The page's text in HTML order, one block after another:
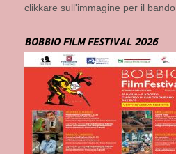
clikkare sull'immagine per il bando
BOBBIO FILM FESTIVAL 2026